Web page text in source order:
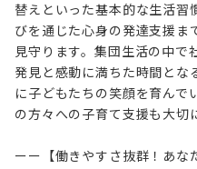
替えといった基本的な生活習
びを通じた心身の発達支援ま
見守ります。集団生活の中で
発見と感動に満ちた時間とな
に子どもたちの笑顔を育んで
の方々への子育て支援も大切
ーー【働きやすさ抜群！あな